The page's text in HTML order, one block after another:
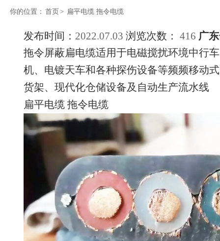
你的位置： 首页 > 扁平电缆 拖令电缆
发布时间： 2022.07.03 浏览次数： 416 广
拖令屏蔽扁电缆适用于电磁搅扰环境中行
机、电镀天车和各种探伤设备等频频移动
货架、现代化仓储设备及自动生产流水线
扁平电缆 拖令电缆